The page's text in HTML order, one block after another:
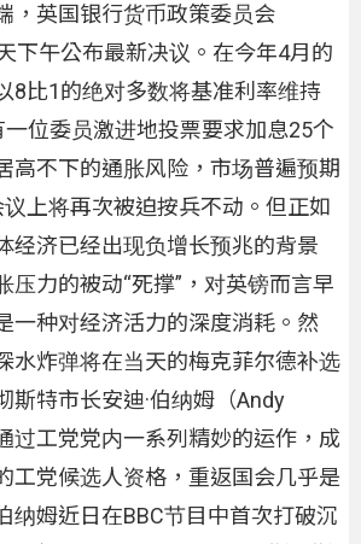
，英国银行货币政策委员会
下午公布最新决议。在今年4月的
8比1的绝对多数将基准利率维持
一位委员激进地投票要求加息25个
高不下的通胀风险，市场普遍预期
上将再次被迫按兵不动。但正如
经济已经出现负增长预兆的背景
压力的被动“死撑”，对英镑而言早
一种对经济活力的深度消耗。然
水炸弹将在当天的梅克菲尔德补选
斯特市长安迪·伯纳姆（Andy
过工党党内一系列精妙的运作，成
工党候选人资格，重返国会几乎是
纳姆近日在BBC节目中首次打破沉